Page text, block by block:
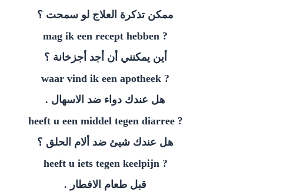
ممكن تذكرة العلاج لو سمحت ؟
? mag ik een recept hebben
أين يمكنني أن أجد أجزخانة ؟
? waar vind ik een apotheek
هل عندك دواء ضد الاسهال .
? heeft u een middel tegen diarree
هل عندك شيئ ضد ألام الحلق ؟
? heeft u iets tegen keelpijn
قبل طعام الافطار .